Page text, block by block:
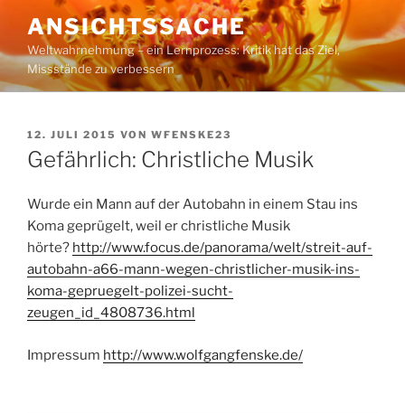
Inhalt
springen
ANSICHTSSACHE
Weltwahrnehmung – ein Lernprozess: Kritik hat das Ziel,
Missstände zu verbessern
VERÖFFENTLICHT
AM
12. JULI 2015 VON WFENSKE23
Gefährlich: Christliche Musik
Wurde ein Mann auf der Autobahn in einem Stau ins
Koma geprügelt, weil er christliche Musik
hörte? http://www.focus.de/panorama/welt/streit-auf-
autobahn-a66-mann-wegen-christlicher-musik-ins-
koma-gepruegelt-polizei-sucht-
zeugen_id_4808736.html
Impressum http://www.wolfgangfenske.de/